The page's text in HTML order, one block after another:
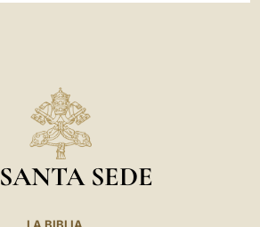
SANTA SEDE
LA BIBLIA